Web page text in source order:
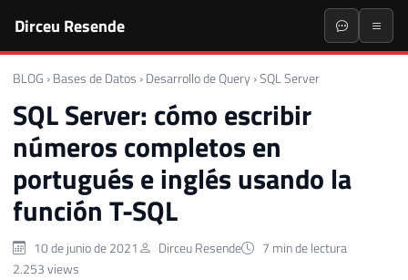
Dirceu Resende
BLOG › Bases de Datos › Desarrollo de Query ›SQL Server
SQL Server: cómo escribir
números completos en
portugués e inglés usando la
función T-SQL
10 de junio de 2021 Dirceu Resende
7 min de lectura
2.253 views